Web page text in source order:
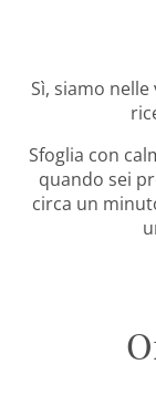
Sì, siamo
Sfoglia con
quando sei
circa un